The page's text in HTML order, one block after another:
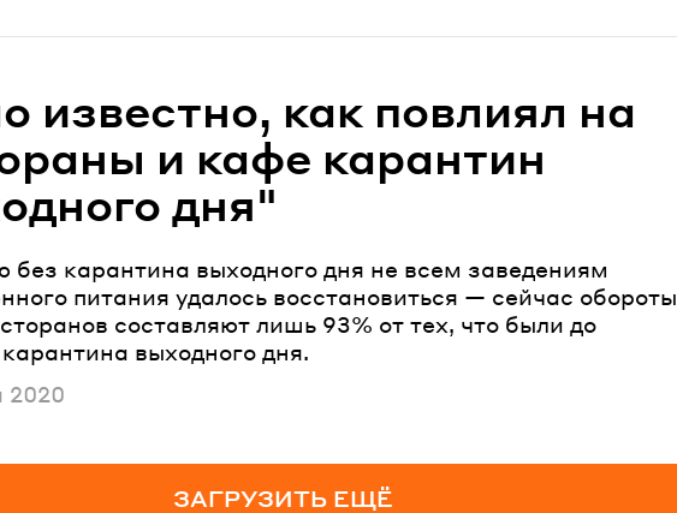
известно, как повлиял на
и кафе карантин
дня"
без карантина выходного дня не всем заведениям
питания удалось восстановиться — сейчас обороты
составляют лишь 93% от тех, что были до
выходного дня.
2020
ЗАГРУЗИТЬ ЕЩЁ